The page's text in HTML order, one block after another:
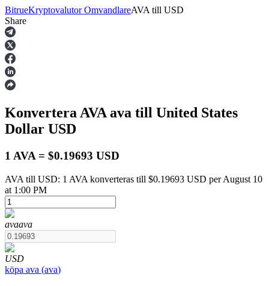
Terminer
USDT Futures
BitrueKryptovalutor OmvandlareAVA till USD
Share
Konvertera AVA ava till United States
Dollar USD
1 AVA = $0.19693 USD
AVA till USD: 1 AVA konverteras till $0.19693 USD per August 10
at 1:00 PM
avaava
USD
köpa ava (ava)